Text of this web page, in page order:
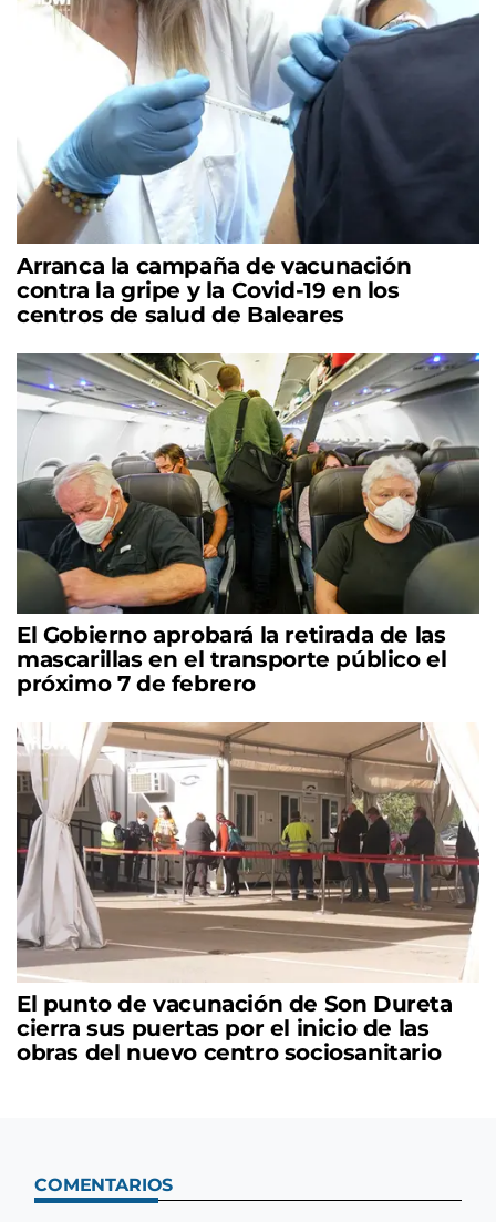
Arranca la campaña de vacunación
contra la gripe y la Covid-19 en los
centros de salud de Baleares
El Gobierno aprobará la retirada de las
mascarillas en el transporte público el
próximo 7 de febrero
El punto de vacunación de Son Dureta
cierra sus puertas por el inicio de las
obras del nuevo centro sociosanitario
COMENTARIOS